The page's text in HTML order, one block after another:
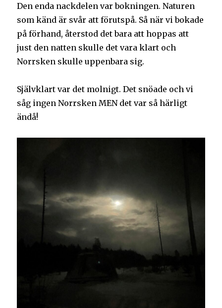
Den enda nackdelen var bokningen. Naturen
som känd är svår att förutspå. Så när vi bokade
på förhand, återstod det bara att hoppas att
just den natten skulle det vara klart och
Norrsken skulle uppenbara sig.
Självklart var det molnigt. Det snöade och vi
såg ingen Norrsken MEN det var så härligt
ändå!